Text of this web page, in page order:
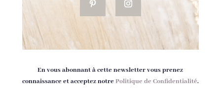
En vous abonnant à cette newsletter vous prenez
connaissance et acceptez notrePolitique de Confidentialité.